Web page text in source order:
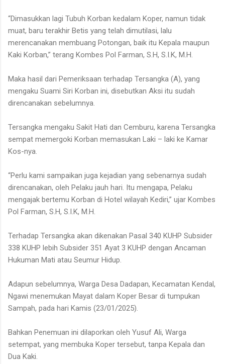
“Dimasukkan lagi Tubuh Korban kedalam Koper, namun tidak
muat, baru terakhir Betis yang telah dimutilasi, lalu
merencanakan membuang Potongan, baik itu Kepala maupun
Kaki Korban,” terang Kombes Pol Farman, S.H, S.I.K, M.H.
Maka hasil dari Pemeriksaan terhadap Tersangka (A), yang
mengaku Suami Siri Korban ini, disebutkan Aksi itu sudah
direncanakan sebelumnya.
Tersangka mengaku Sakit Hati dan Cemburu, karena Tersangka
sempat memergoki Korban memasukan Laki – laki ke Kamar
Kos-nya.
“Perlu kami sampaikan juga kejadian yang sebenarnya sudah
direncanakan, oleh Pelaku jauh hari. Itu mengapa, Pelaku
mengajak bertemu Korban di Hotel wilayah Kediri,” ujar Kombes
Pol Farman, S.H, S.I.K, M.H.
Terhadap Tersangka akan dikenakan Pasal 340 KUHP Subsider
338 KUHP lebih Subsider 351 Ayat 3 KUHP dengan Ancaman
Hukuman Mati atau Seumur Hidup.
Adapun sebelumnya, Warga Desa Dadapan, Kecamatan Kendal,
Ngawi menemukan Mayat dalam Koper Besar di tumpukan
Sampah, pada hari Kamis (23/01/2025).
Bahkan Penemuan ini dilaporkan oleh Yusuf Ali, Warga
setempat, yang membuka Koper tersebut, tanpa Kepala dan
Dua Kaki.